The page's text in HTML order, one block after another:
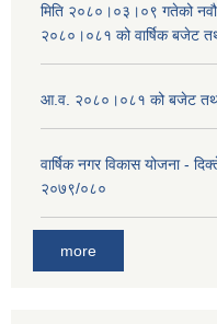
मिति २०८०।०३।०९ गतेको
२०८०।०८१ को वार्षिक बजेट
आ.व. २०८०।०८१ को बजेट तथा
वार्षिक नगर विकास योजना -
२०७९/०८०
more